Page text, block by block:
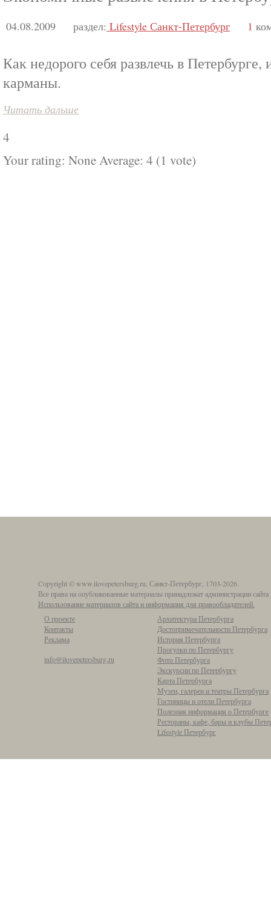
04.08.2009 раздел: Lifestyle Санкт-Петербург 1
Как недорого себя развлечь в
карманы.
Читать дальше
4
Your rating: NoneAverage: 4 (1 vote)
Copyright © www.ilovepetersburg.ru, Санкт-Петербург, 1703-2026.
Все права на опубликованные материалы принадлежат администрации
Использование материалов сайта и информация для правообладателей.
О проекте
Контакты
Реклама
info@ilovepetersburg.ru
Архитектура Петербурга
Достопримечательности Петербурга
История Петербурга
Прогулки по Петербургу
Фото Петербурга
Экскурсии по Петербургу
Карта Петербурга
Музеи, галереи и театры Петербурга
Гостиницы и отели Петербурга
Полезная информация о Петербурге
Рестораны, кафе, бары и клубы
Lifestyle Петербург